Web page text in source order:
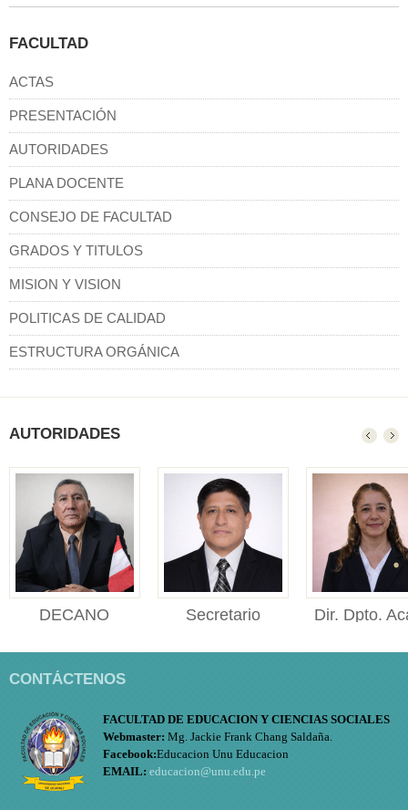
FACULTAD
ACTAS
PRESENTACIÓN
AUTORIDADES
PLANA DOCENTE
CONSEJO DE FACULTAD
GRADOS Y TITULOS
MISION Y VISION
POLITICAS DE CALIDAD
ESTRUCTURA ORGÁNICA
AUTORIDADES
DECANO
Educación y Ciencias
Sociales ...
Secretario
Dir. Dpto.
Educación
CONTÁCTENOS
FACULTAD DE EDUCACION Y CIENCIAS SOCIALES
Webmaster: Mg. Jackie Frank Chang Saldaña.
Facebook:Educacion Unu Educacion
EMAIL: educacion@unu.edu.pe